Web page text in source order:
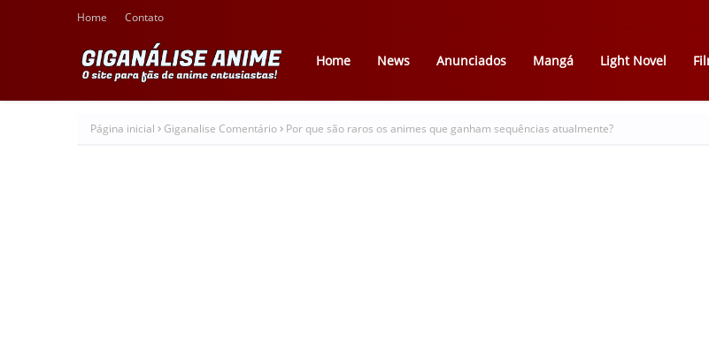
Home Contato
Home News Anunciados Mangá Light Novel
Página inicial Giganalise Comentário Por que são raros os animes que ganham sequências atualmente?